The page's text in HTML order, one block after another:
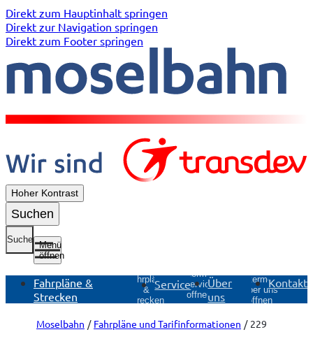
Direkt zum Hauptinhalt springen
Direkt zur Navigation springen
Direkt zum Footer springen
Hoher Kontrast
Suchen
Suche
Menü
öffnen
Fahrpläne &
Strecken
Fahrpläne
&
Strecken
Service
Untermenü
Service
öffnen
Über
uns
Untermenü
Über uns
öffnen
Kontakt
Moselbahn Fahrpläne und Tarifinformationen 229